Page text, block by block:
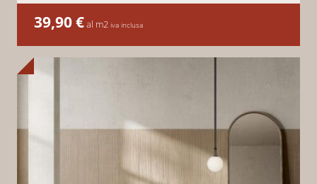
39,90€al m2 iva inclusa